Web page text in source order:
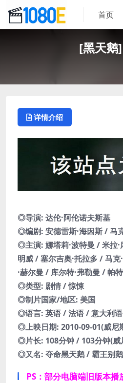
首页
[黑天鹅
详情介绍
◎导演: 达伦·阿伦诺夫斯基
◎编剧: 安德雷斯·海因斯 / 马
◎主演: 娜塔莉·波特曼 / 米拉·
明威 / 塞尔吉奥·托拉多 / 马
·赫尔曼 / 库尔特·弗勒曼 / 帕
◎类型: 剧情 / 惊悚
◎制片国家/地区: 美国
◎语言: 英语 / 法语 / 意大利语
◎上映日期: 2010-09-01(威尼
◎片长: 108分钟 / 103分钟(威
◎又名: 夺命黑天鹅 / 霸王别
PS：部分电脑端旧版本